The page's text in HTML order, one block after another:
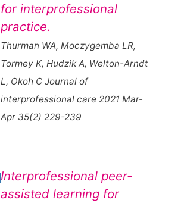
for interprofessional
practice.
Thurman WA, Moczygemba LR,
Tormey K, Hudzik A, Welton-Arndt
L, Okoh C Journal of
interprofessional care 2021 Mar-
Apr 35(2) 229-239
Interprofessional peer-
assisted learning for